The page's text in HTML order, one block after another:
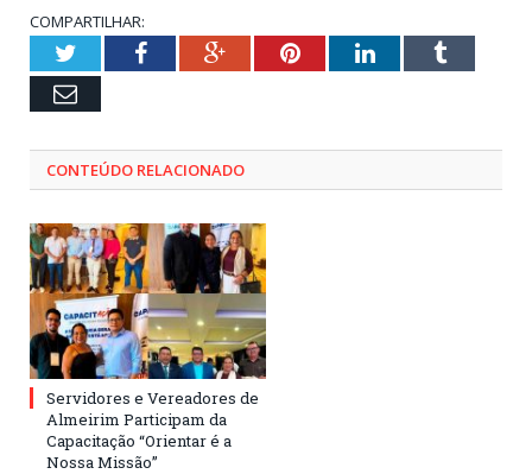
COMPARTILHAR:
TwitterFacebookGoogle+PinterestLinkedInTumblr
Email
CONTEÚDO RELACIONADO
Servidores e Vereadores de
Almeirim Participam da
Capacitação “Orientar é a
Nossa Missão”